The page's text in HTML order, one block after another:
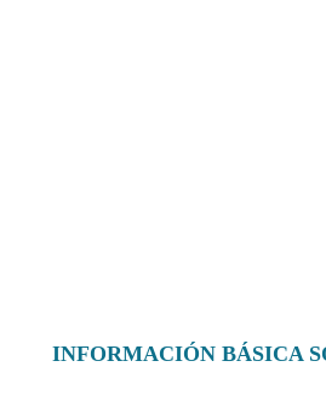
INFORMACIÓN BÁSICA